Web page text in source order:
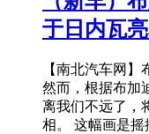
于日内瓦
【南北汽车网】
然而，根据布加
离我们不远了，
相。 这幅画是摇